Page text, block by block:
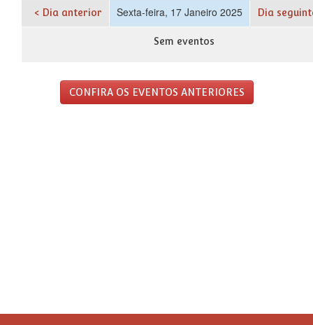
< Dia anterior Sexta-feira, 17 Janeiro 2025 Dia
Sem eventos
CONFIRA OS EVENTOS ANTERIORES